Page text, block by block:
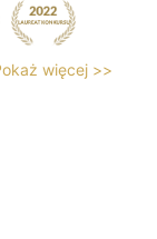
więcej >>